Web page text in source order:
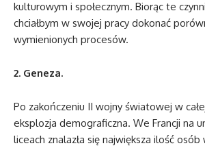
kulturowym i społecznym. Biorąc te
chciałbym w swojej pracy dokonać
wymienionych procesów.
2. Geneza.
Po zakończeniu II wojny światowej w
eksplozja demograficzna. We Francji na
liceach znalazła się największa ilość osób